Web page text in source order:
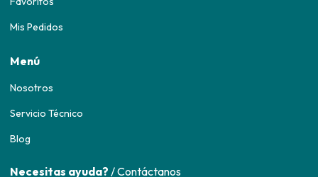
Mis Pedidos
Menú
Nosotros
Servicio Técnico
Blog
Necesitas ayuda? / Contáctanos